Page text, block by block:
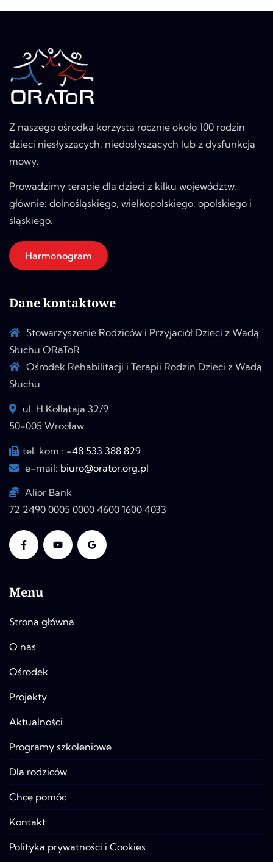
Z naszego ośrodka korzysta rocznie około 100 rodzin
dzieci niesłyszących, niedosłyszących lub z dysfunkcją
mowy.
Prowadzimy terapię dla dzieci z kilku województw,
głównie: dolnośląskiego, wielkopolskiego, opolskiego i
śląskiego.
Harmonogram
Dane kontaktowe
Stowarzyszenie Rodziców i Przyjaciół Dzieci z Wadą
Słuchu ORaToR
Ośrodek Rehabilitacji i Terapii Rodzin Dzieci z Wadą
Słuchu
ul. H.Kołłątaja 32/9
50-005 Wrocław
tel. kom.: +48 533 388 829
e-mail: biuro@orator.org.pl
Alior Bank
72 2490 0005 0000 4600 1600 4033
Menu
Strona główna
O nas
Ośrodek
Projekty
Aktualności
Programy szkoleniowe
Dla rodziców
Chcę pomóc
Kontakt
Polityka prywatności i Cookies